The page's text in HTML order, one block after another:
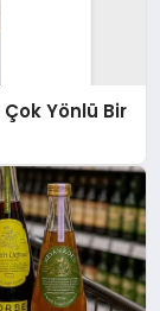
Yönlü Bir